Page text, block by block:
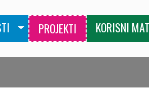
PROJEKTI KORISNI